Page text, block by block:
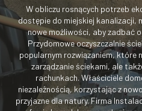
W obliczu rosnących potrzeb
dostępie do miejskiej kanalizacji,
nowe możliwości, aby zadbać
Przydomowe oczyszczalnie
popularnym rozwiązaniem, które
zarządzanie ściekami, ale
rachunkach. Właściciele
niezależnością, korzystając z
przyjazne dla natury. Firma